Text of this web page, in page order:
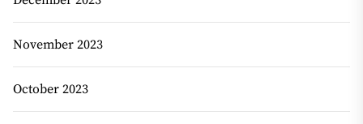
November 2023
October 2023